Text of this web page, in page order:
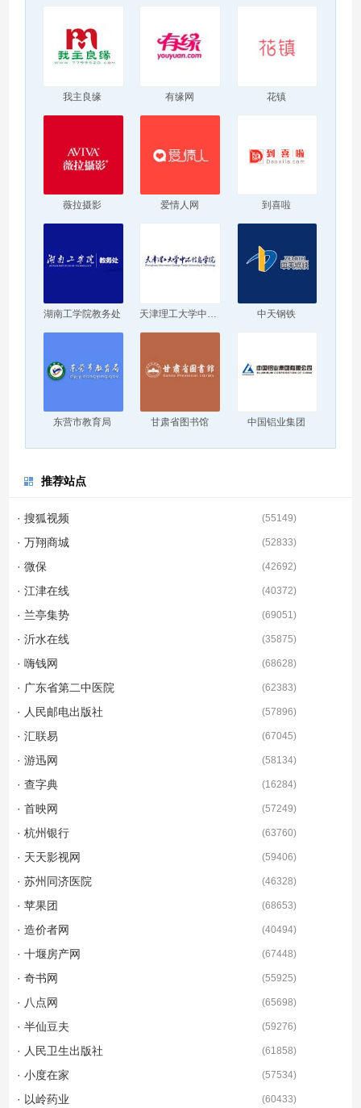
我主良缘 有缘网 花镇
薇拉摄影 爱情人网 到喜啦
湖南工学院教务处 天津理工大学中环信息学院 中天钢铁
东营市教育局 甘肃省图书馆 中国铝业集团
推荐站点
· 搜狐视频 (55149)
· 万翔商城 (52833)
· 微保 (42692)
· 江津在线 (40372)
· 兰亭集势 (69051)
· 沂水在线 (35875)
· 嗨钱网 (68628)
· 广东省第二中医院 (62383)
· 人民邮电出版社 (57896)
· 汇联易 (67045)
· 游迅网 (58134)
· 查字典 (16284)
· 首映网 (57249)
· 杭州银行 (63760)
· 天天影视网 (59406)
· 苏州同济医院 (46328)
· 苹果团 (68653)
· 造价者网 (40494)
· 十堰房产网 (67448)
· 奇书网 (55925)
· 八点网 (65698)
· 半仙豆夫 (59276)
· 人民卫生出版社 (61858)
· 小度在家 (57534)
· 以岭药业 (60433)